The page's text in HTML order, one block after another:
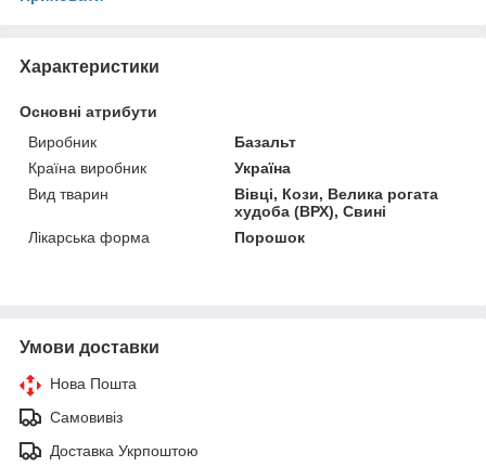
Характеристики
Основні атрибути
Виробник
Базальт
Країна виробник
Україна
Вид тварин
Вівці, Кози, Велика рогата
худоба (ВРХ), Свині
Лікарська форма
Порошок
Умови доставки
Нова Пошта
Самовивіз
Доставка Укрпоштою